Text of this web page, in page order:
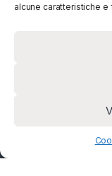
alcune caratteristiche e